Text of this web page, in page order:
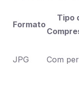
Formato
Tipo
JPG Com